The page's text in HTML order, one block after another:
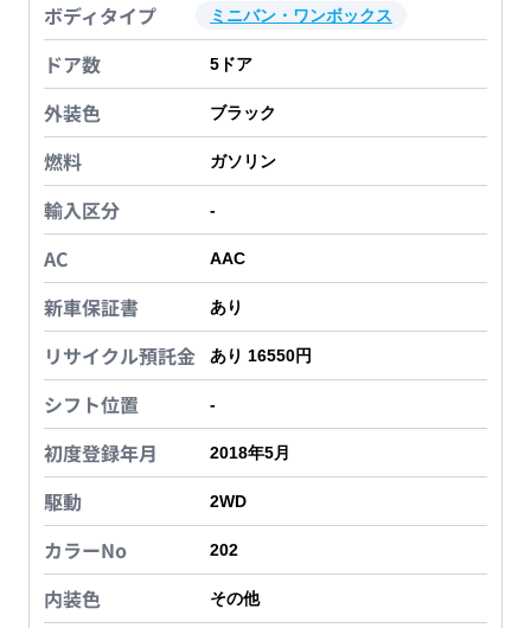
ボディタイプ ミニバン・ワンボックス
ドア数 5 ドア
外装色 ブラック
燃料 ガソリン
輸入区分 -
AC AAC
新車保証書 あり
リサイクル預託金 あり 16550円
シフト位置 -
初度登録年月 2018年5月
駆動 2WD
カラーNo 202
内装色 その他